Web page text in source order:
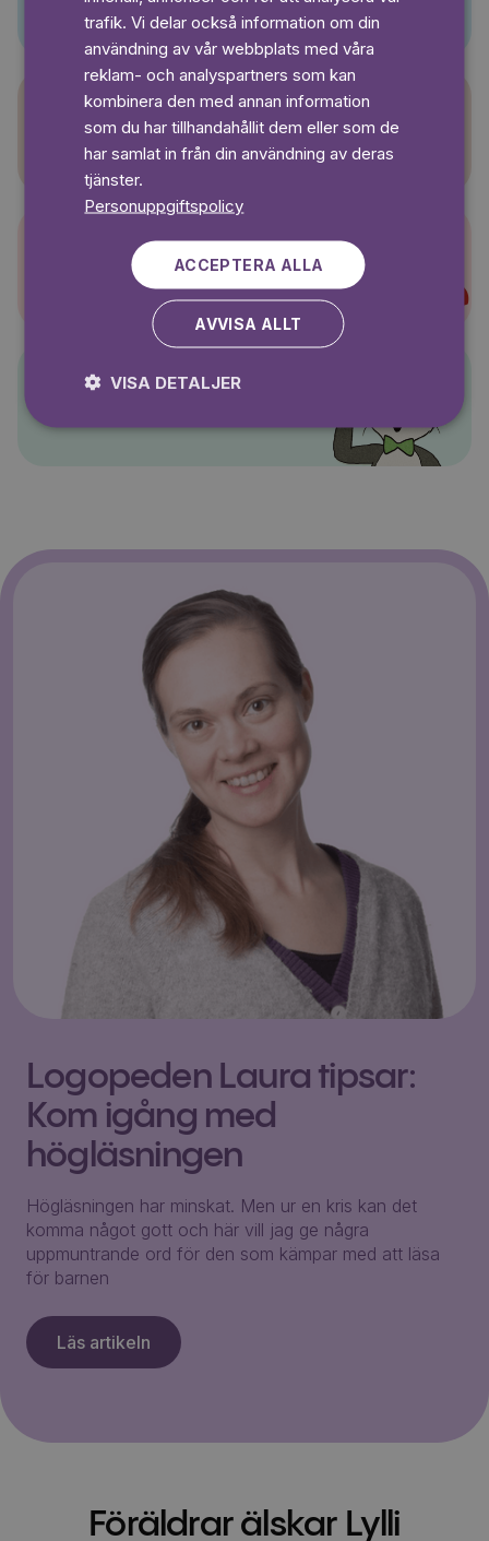
Sagasagor
Super-Charlie
Logopeden Laura tipsar:
Kom igång med
högläsningen
Högläsningen har minskat. Men ur en kris kan det
komma något gott och här vill jag ge några
uppmuntrande ord för den som kämpar med att läsa
för barnen
Läs artikeln
Föräldrar älskar Lylli
trafik. Vi delar också information om din
användning av vår webbplats med våra
reklam- och analyspartners som kan
kombinera den med annan information
som du har tillhandahållit dem eller som de
har samlat in från din användning av deras
tjänster.
Personuppgiftspolicy
ACCEPTERA ALLA
AVVISA ALLT
VISA DETALJER